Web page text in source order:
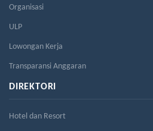
Organisasi
ULP
Lowongan Kerja
Transparansi Anggaran
DIREKTORI
Hotel dan Resort